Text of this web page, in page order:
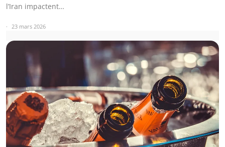
l’Iran impactent…
23 mars 2026